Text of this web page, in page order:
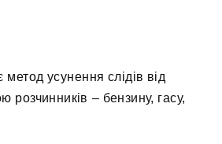
усунення слідів від
розчинників – бензину, гасу,